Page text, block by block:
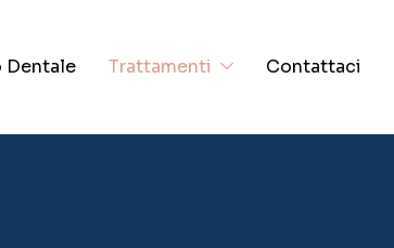
Dentale Trattamenti Contattaci